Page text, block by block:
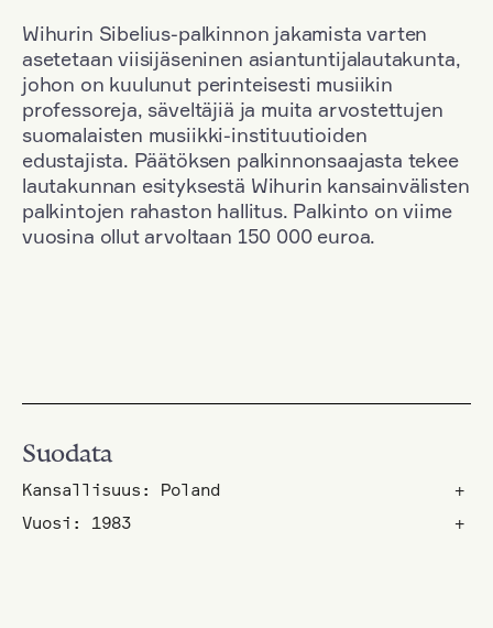
Wihurin Sibelius-palkinnon jakamista varten
asetetaan viisijäseninen asiantuntijalautakunta,
johon on kuulunut perinteisesti musiikin
professoreja, säveltäjiä ja muita arvostettujen
suomalaisten musiikki-instituutioiden
edustajista. Päätöksen palkinnonsaajasta tekee
lautakunnan esityksestä Wihurin kansainvälisten
palkintojen rahaston hallitus. Palkinto on viime
vuosina ollut arvoltaan 150 000 euroa.
Suodata
Kansallisuus: Poland
+
Vuosi: 1983
+